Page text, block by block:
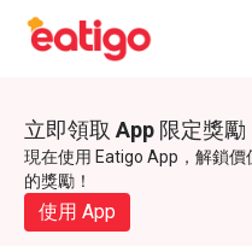
立即領取 App 限定獎勵
現在使用 Eatigo App，解鎖價
的獎勵！
使用 App